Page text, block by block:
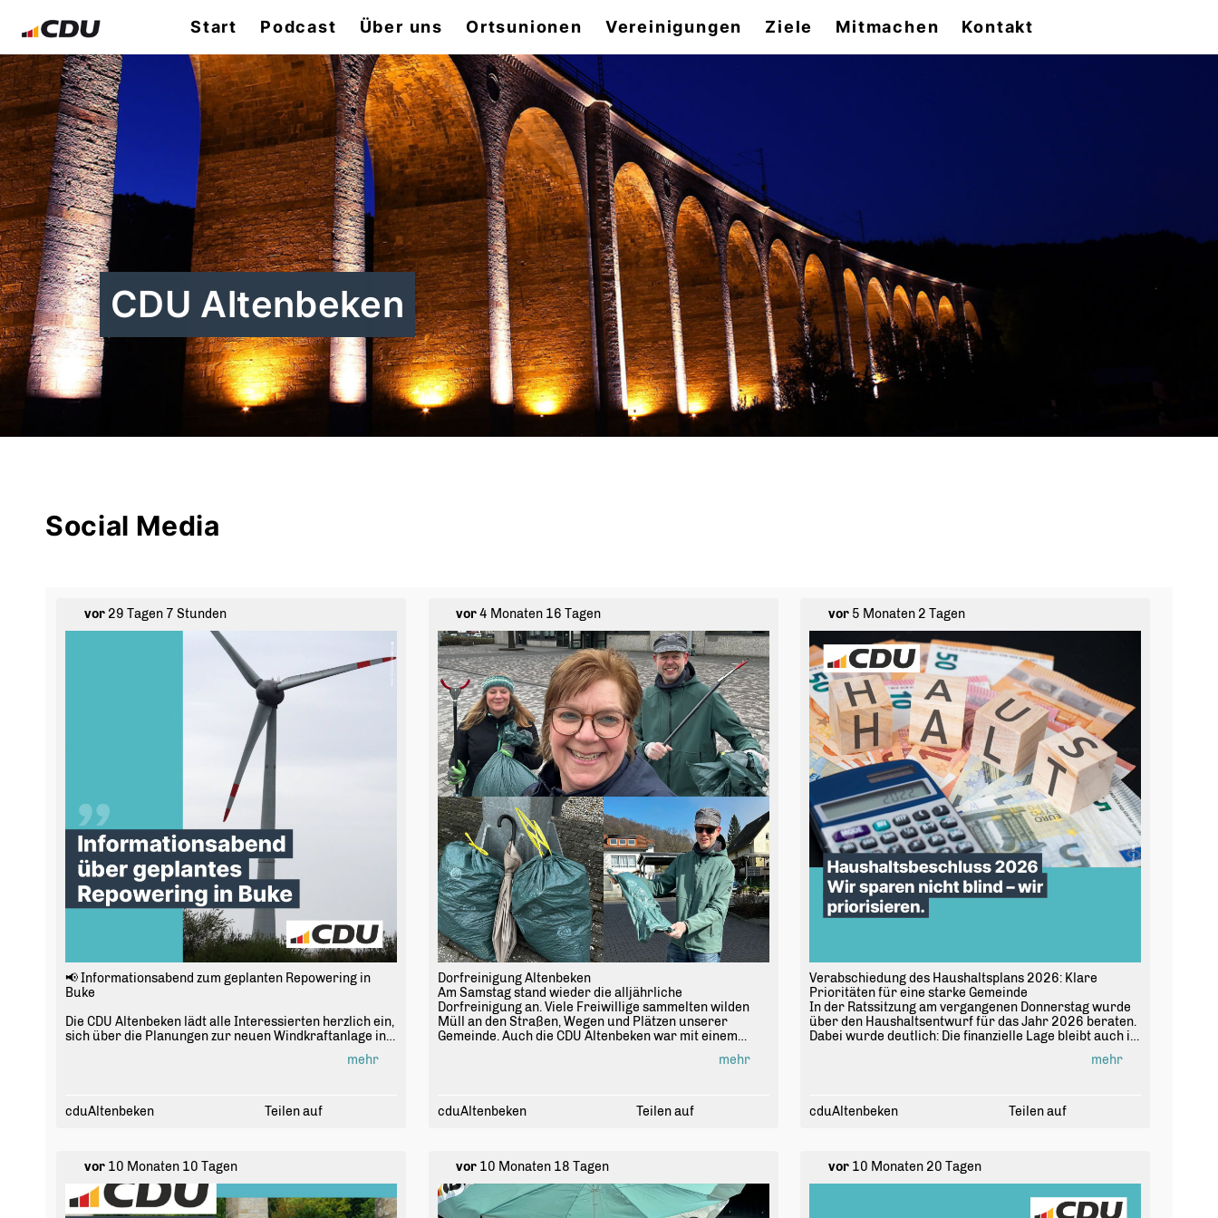
Start Podcast Über uns Ortsunionen Vereinigungen Ziele Mitmachen Kontakt
CDU Altenbeken
Social Media
vor29 Tagen 7 Stunden
📢 Informationsabend zum geplanten Repowering in
Buke
Die CDU Altenbeken lädt alle Interessierten herzlich ein,
sich über die Planungen zur neuen Windkraftanlage in
Buke zu informieren. Im Mittelpunkt stehen der aktuelle
Planungsstand, mögliche Auswirkungen sowie eure
📅 Mittwoch, 15. Juli 2026
Mit Vertretern der CDU Altenbeken sowie der Gemeinde
Altenbeken.
Kommt vorbei, informiert euch und diskutiert mit ? eine
mehr
cduAltenbeken Teilen auf
vor4 Monaten 16 Tagen
Dorfreinigung Altenbeken
Am Samstag stand wieder die alljährliche
Dorfreinigung an. Viele Freiwillige sammelten wilden
Müll an den Straßen, Wegen und Plätzen unserer
Gemeinde. Auch die CDU Altenbeken war mit einem
kleinen Team um Ortsvorsteherin Stefanie Klüter dabei.
mehr
cduAltenbeken Teilen auf
vor5 Monaten 2 Tagen
Verabschiedung des Haushaltsplans 2026: Klare
Prioritäten für eine starke Gemeinde
In der Ratssitzung am vergangenen Donnerstag wurde
über den Haushaltsentwurf für das Jahr 2026 beraten.
Dabei wurde deutlich: Die finanzielle Lage bleibt auch in
Altenbeken angespannt. Steigende Umlagen, wachsende
Pflichtaufgaben und kaum eigener Spielraum setzen
Verantwortung übernehmen und Zukunft gestalten.
klaren Prioritäten für die Zukunft.
1️⃣ Politik effizienter aufstellen ? Kosten senken
mehr
cduAltenbeken Teilen auf
vor10 Monaten 10 Tagen vor 10 Monaten 18 Tagen vor10 Monaten 20 Tagen